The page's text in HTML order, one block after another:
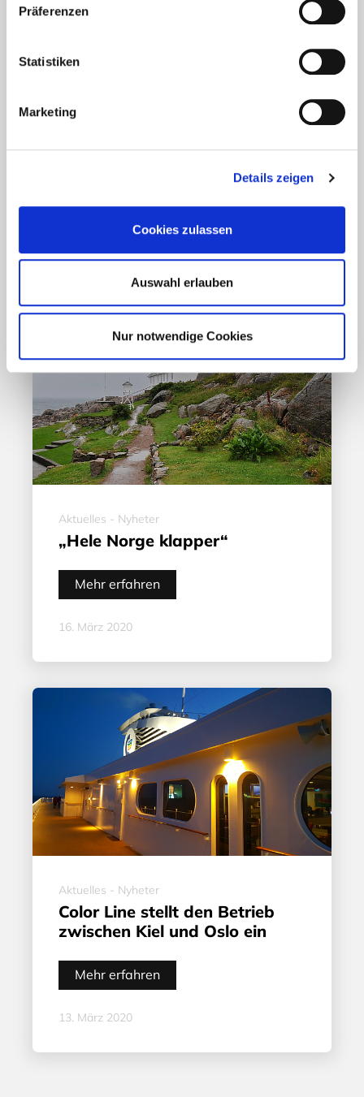
Präferenzen
Statistiken
Marketing
Details zeigen
Cookies zulassen
Auswahl erlauben
Nur notwendige Cookies
Ansteckungsgefahren aus dem
Aktuelles - Nyheter
„Hele Norge klapper“
Mehr erfahren
16. März 2020
Aktuelles - Nyheter
Color Line stellt den Betrieb
zwischen Kiel und Oslo ein
Mehr erfahren
13. März 2020